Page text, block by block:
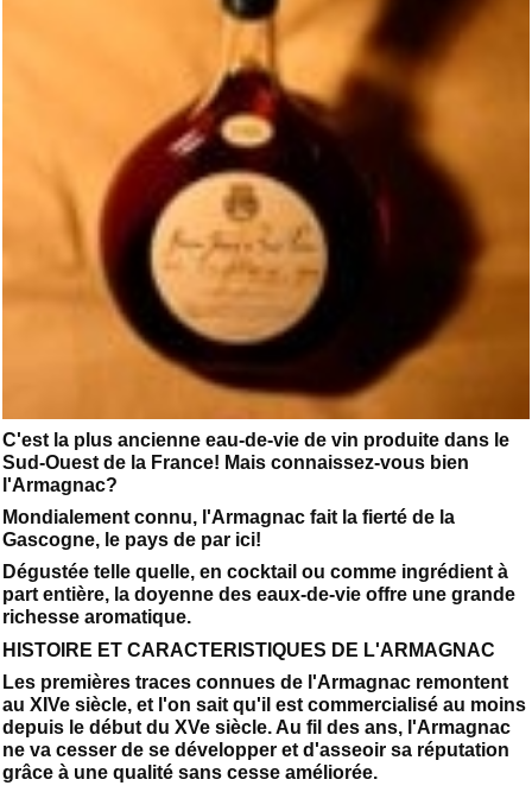
C'est la plus ancienne eau-de-vie de vin produite dans le
Sud-Ouest de la France! Mais connaissez-vous bien
l'Armagnac?
Mondialement connu, l'Armagnac fait la fierté de la
Gascogne, le pays de par ici!
Dégustée telle quelle, en cocktail ou comme ingrédient à
part entière, la doyenne des eaux-de-vie offre une grande
richesse aromatique.
HISTOIRE ET CARACTERISTIQUES DE L'ARMAGNAC
Les premières traces connues de l'Armagnac remontent
au XIVe siècle, et l'on sait qu'il est commercialisé au moins
depuis le début du XVe siècle. Au fil des ans, l'Armagnac
ne va cesser de se développer et d'asseoir sa réputation
grâce à une qualité sans cesse améliorée.